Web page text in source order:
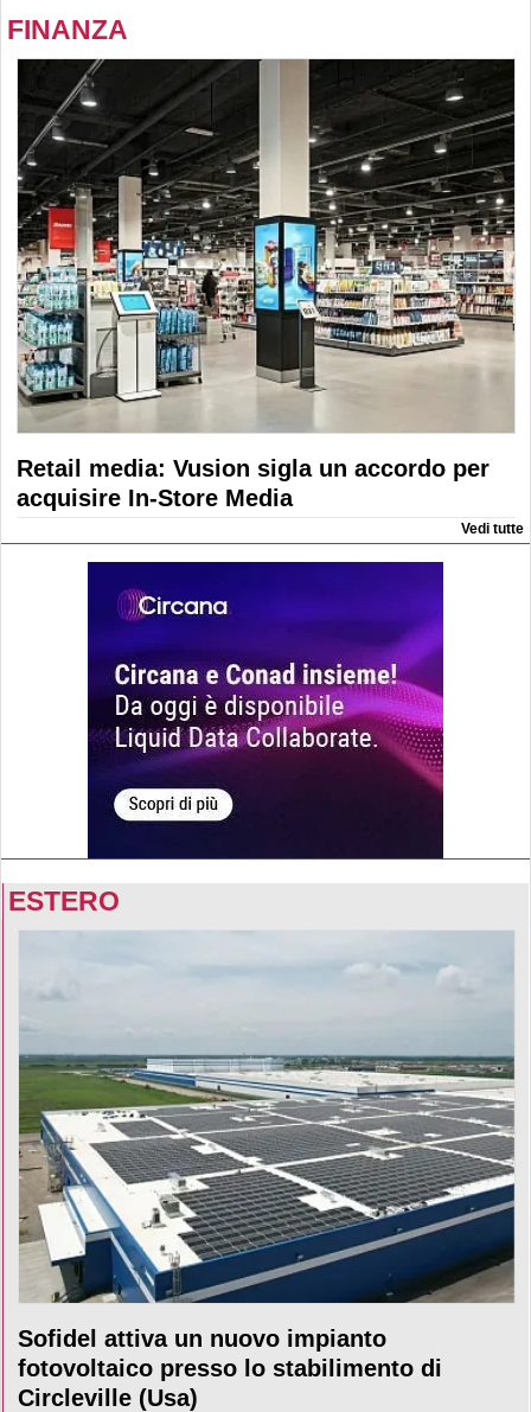
FINANZA
Retail media: Vusion sigla un accordo per
acquisire In-Store Media
Vedi tutte
ESTERO
Sofidel attiva un nuovo impianto
fotovoltaico presso lo stabilimento di
Circleville (Usa)